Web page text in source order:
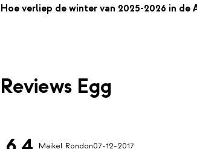
Hoe verliep de winter van 2025-2026 in de
Reviews Egg
Maikel Rondon07-12-2017